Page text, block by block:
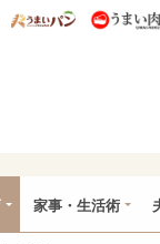
ー特集
うまいめし うまいパン
家事・生活術